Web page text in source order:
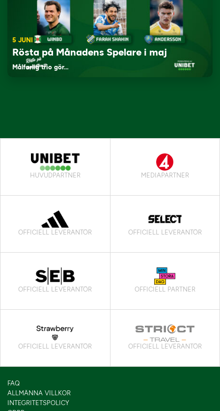
5 JUNI
Rösta på Månadens Spelare i maj
Målfarlig trio gör…
HUVUDPARTNER MEDIAPARTNER
OFFICIELL LEVERANTÖR OFFICIELL LEVERANTÖR
OFFICIELL LEVERANTÖR OFFICIELL PARTNER
OFFICIELL LEVERANTÖR OFFICIELL LEVERANTÖR
FAQ
ALLMÄNNA VILLKOR
INTEGRITETSPOLICY